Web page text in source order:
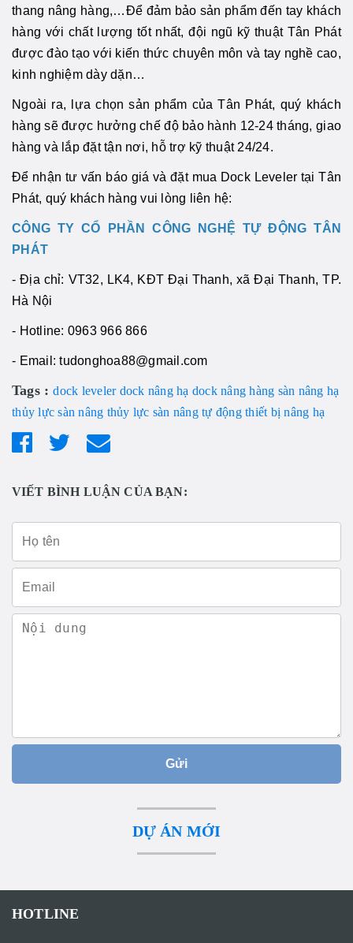
thang nâng hàng,…Để đảm bảo sản phẩm đến tay khách
hàng với chất lượng tốt nhất, đội ngũ kỹ thuật Tân Phát
được đào tạo với kiến thức chuyên môn và tay nghề cao,
kinh nghiệm dày dặn…
Ngoài ra, lựa chọn sản phẩm của Tân Phát, quý khách
hàng sẽ được hưởng chế độ bảo hành 12-24 tháng, giao
hàng và lắp đặt tận nơi, hỗ trợ kỹ thuật 24/24.
Để nhận tư vấn báo giá và đặt mua Dock Leveler tại Tân
Phát, quý khách hàng vui lòng liên hệ:
CÔNG TY CỔ PHẦN CÔNG NGHỆ TỰ ĐỘNG TÂN
PHÁT
- Địa chỉ: VT32, LK4, KĐT Đại Thanh, xã Đại Thanh, TP.
Hà Nội
- Hotline: 0963 966 866
- Email: tudonghoa88@gmail.com
Tags :dock leveler dock nâng hạ dock nâng hàng sàn nâng hạ
thủy lực sàn nâng thủy lực sàn nâng tự động thiết bị nâng hạ
VIẾT BÌNH LUẬN CỦA BẠN:
Gửi
DỰ ÁN MỚI
HOTLINE